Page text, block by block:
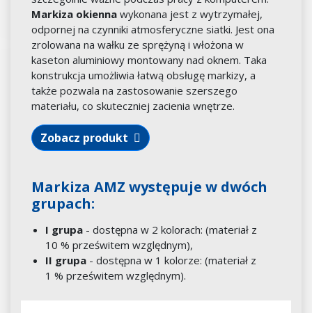
Markiza okienna wykonana jest z wytrzymałej,
odpornej na czynniki atmosferyczne siatki. Jest ona
zrolowana na wałku ze sprężyną i włożona w
kaseton aluminiowy montowany nad oknem. Taka
konstrukcja umożliwia łatwą obsługę markizy, a
także pozwala na zastosowanie szerszego
materiału, co skuteczniej zacienia wnętrze.
Zobacz produkt
Markiza AMZ występuje w dwóch
grupach:
I grupa - dostępna w 2 kolorach: (materiał z
10 % prześwitem względnym),
II grupa - dostępna w 1 kolorze: (materiał z
1 % prześwitem względnym).